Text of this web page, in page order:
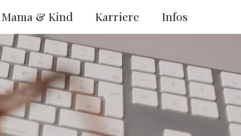
Infos
Karriere
Mama & Kind